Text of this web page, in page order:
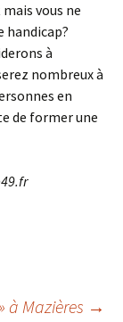
vous ne
handicap?
à
nombreux à
en
de former une
à Mazières →